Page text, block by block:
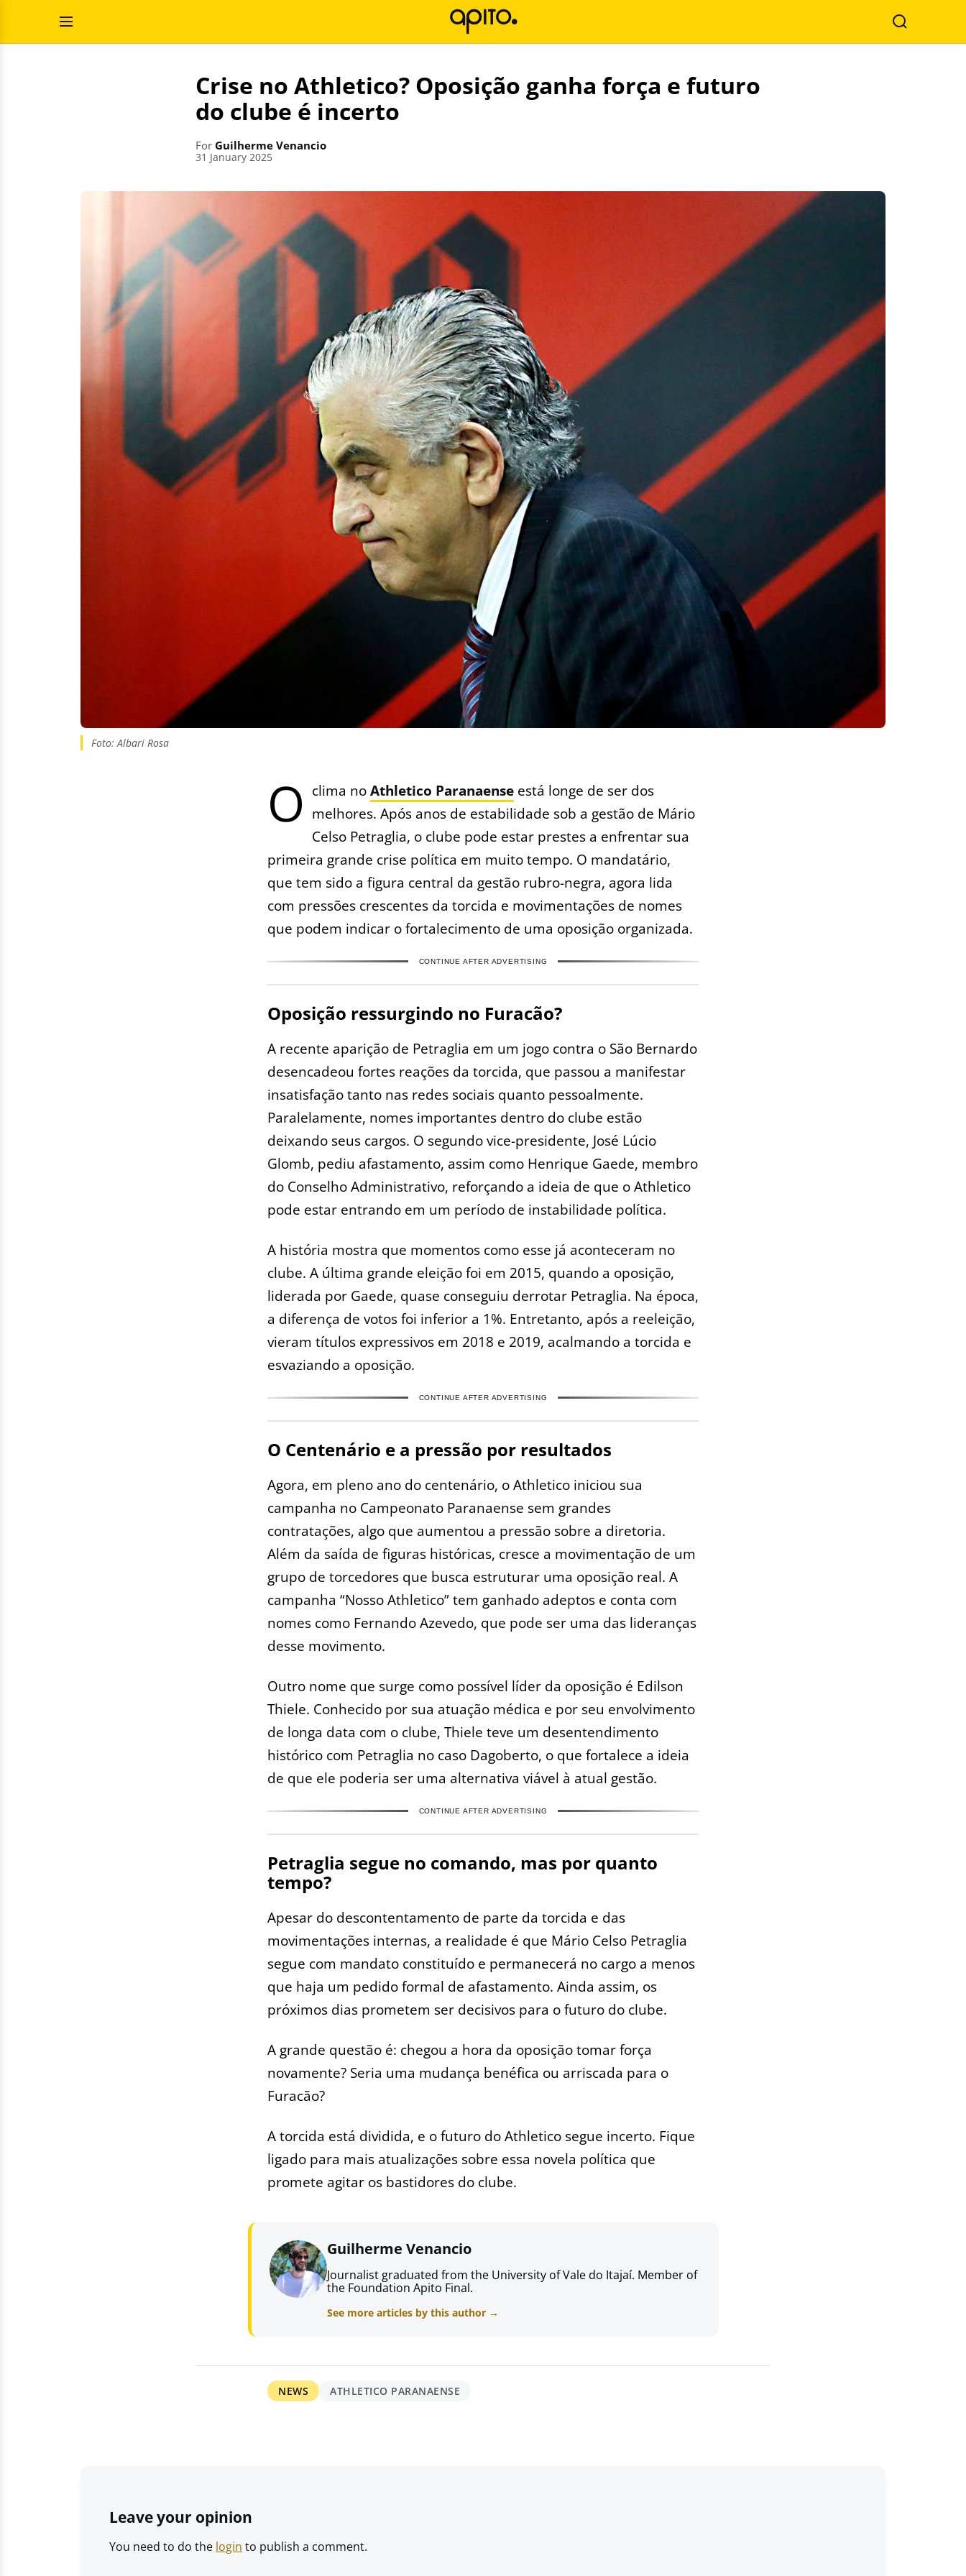
Open
Menu
Search
Crise no Athletico? Oposição ganha força e futuro
do clube é incerto
For Guilherme Venancio
31 January 2025
Foto: Albari Rosa
O clima noAthletico Paranaense está longe de ser dos
melhores. Após anos de estabilidade sob a gestão de Mário
Celso Petraglia, o clube pode estar prestes a enfrentar sua
primeira grande crise política em muito tempo. O mandatário,
que tem sido a figura central da gestão rubro-negra, agora lida
com pressões crescentes da torcida e movimentações de nomes
que podem indicar o fortalecimento de uma oposição organizada.
CONTINUE AFTER ADVERTISING
Oposição ressurgindo no Furacão?
A recente aparição de Petraglia em um jogo contra o São Bernardo
desencadeou fortes reações da torcida, que passou a manifestar
insatisfação tanto nas redes sociais quanto pessoalmente.
Paralelamente, nomes importantes dentro do clube estão
deixando seus cargos. O segundo vice-presidente, José Lúcio
Glomb, pediu afastamento, assim como Henrique Gaede, membro
do Conselho Administrativo, reforçando a ideia de que o Athletico
pode estar entrando em um período de instabilidade política.
A história mostra que momentos como esse já aconteceram no
clube. A última grande eleição foi em 2015, quando a oposição,
liderada por Gaede, quase conseguiu derrotar Petraglia. Na época,
a diferença de votos foi inferior a 1%. Entretanto, após a reeleição,
vieram títulos expressivos em 2018 e 2019, acalmando a torcida e
esvaziando a oposição.
CONTINUE AFTER ADVERTISING
O Centenário e a pressão por resultados
Agora, em pleno ano do centenário, o Athletico iniciou sua
campanha no Campeonato Paranaense sem grandes
contratações, algo que aumentou a pressão sobre a diretoria.
Além da saída de figuras históricas, cresce a movimentação de um
grupo de torcedores que busca estruturar uma oposição real. A
campanha “Nosso Athletico” tem ganhado adeptos e conta com
nomes como Fernando Azevedo, que pode ser uma das lideranças
desse movimento.
Outro nome que surge como possível líder da oposição é Edilson
Thiele. Conhecido por sua atuação médica e por seu envolvimento
de longa data com o clube, Thiele teve um desentendimento
histórico com Petraglia no caso Dagoberto, o que fortalece a ideia
de que ele poderia ser uma alternativa viável à atual gestão.
CONTINUE AFTER ADVERTISING
Petraglia segue no comando, mas por quanto
tempo?
Apesar do descontentamento de parte da torcida e das
movimentações internas, a realidade é que Mário Celso Petraglia
segue com mandato constituído e permanecerá no cargo a menos
que haja um pedido formal de afastamento. Ainda assim, os
próximos dias prometem ser decisivos para o futuro do clube.
A grande questão é: chegou a hora da oposição tomar força
novamente? Seria uma mudança benéfica ou arriscada para o
Furacão?
A torcida está dividida, e o futuro do Athletico segue incerto. Fique
ligado para mais atualizações sobre essa novela política que
promete agitar os bastidores do clube.
Guilherme Venancio
Journalist graduated from the University of Vale do Itajaí. Member of
the Foundation Apito Final.
See more articles by this author →
NEWS ATHLETICO PARANAENSE
Leave your opinion
You need to do the login to publish a comment.